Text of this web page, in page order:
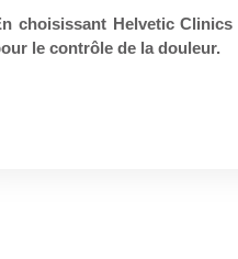
choisissant Helvetic
le contrôle de la douleur.